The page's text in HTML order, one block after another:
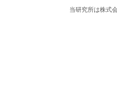
当研究所は株式